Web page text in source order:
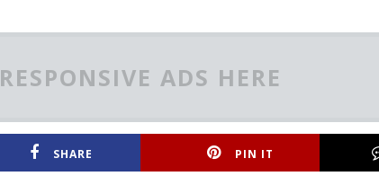
RESPONSIVE ADS HERE
SHARE PIN IT